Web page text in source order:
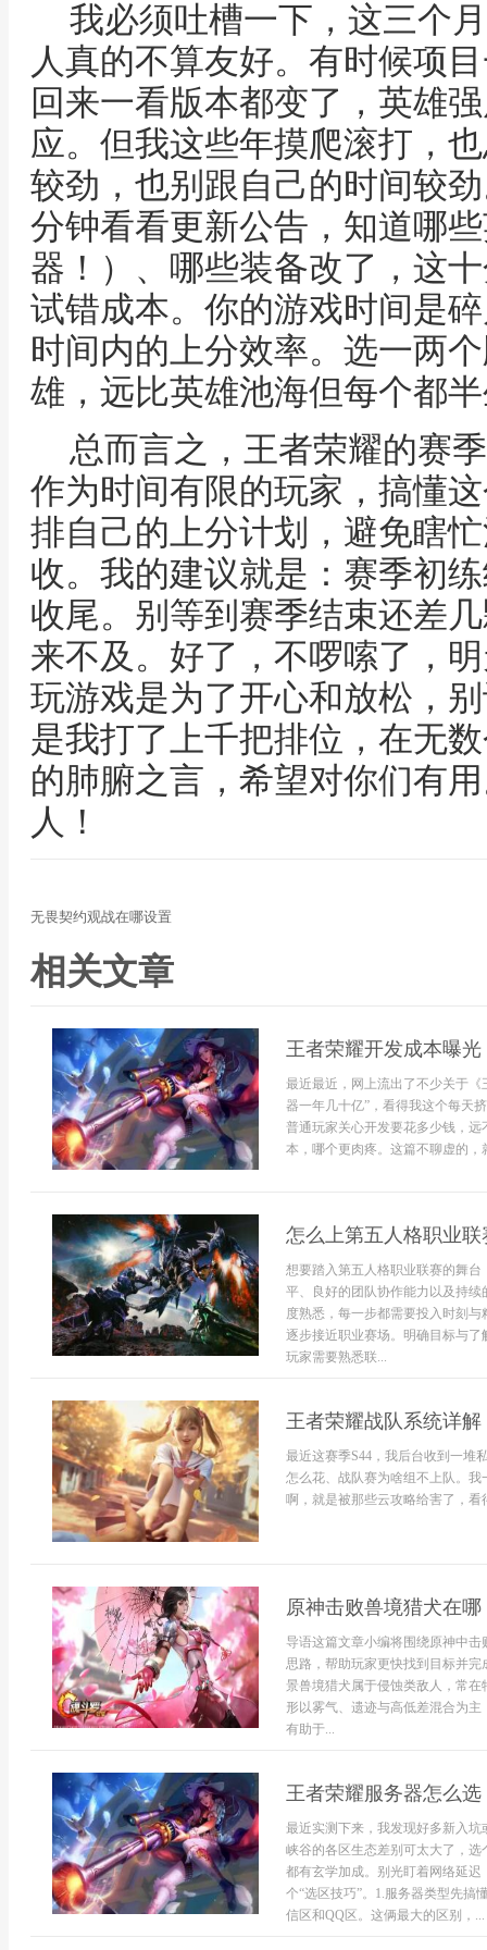
我必须吐槽一下，这三个
人真的不算友好。有时候项
回来一看版本都变了，英雄
应。但我这些年摸爬滚打，
较劲，也别跟自己的时间较
分钟看看更新公告，知道哪
器！）、哪些装备改了，这
试错成本。你的游戏时间是
时间内的上分效率。选一两
雄，远比英雄池海但每个都
总而言之，王者荣耀的赛
作为时间有限的玩家，搞懂
排自己的上分计划，避免瞎
收。我的建议就是：赛季初
收尾。别等到赛季结束还差
来不及。好了，不啰嗦了，
玩游戏是为了开心和放松，
是我打了上千把排位，在无
的肺腑之言，希望对你们有
人！
无畏契约观战在哪设置
相关文章
王者荣耀开发成本曝
最近最近，网上流出了不少关于《
器一年几十亿”，看得我这个每天
普通玩家关心开发要花多少钱，
本，哪个更肉疼。这篇不聊虚的，
怎么上第五人格职业联
想要踏入第五人格职业联赛的舞
平、良好的团队协作能力以及持
度熟悉，每一步都需要投入时刻
逐步接近职业赛场。明确目标与
玩家需要熟悉联...
王者荣耀战队系统详
最近这赛季S44，我后台收到一堆
怎么花、战队赛为啥组不上队。
啊，就是被那些云攻略给害了，看
原神击败兽境猎犬在哪
导语这篇文章小编将围绕原神中
思路，帮助玩家更快找到目标并
景兽境猎犬属于侵蚀类敌人，常
形以雾气、遗迹与高低差混合为
有助于...
王者荣耀服务器怎么
最近实测下来，我发现好多新入
峡谷的各区生态差别可太大了，
都有玄学加成。别光盯着网络延
个“选区技巧”。1.服务器类型先搞
信区和QQ区。这俩最大的区别，...